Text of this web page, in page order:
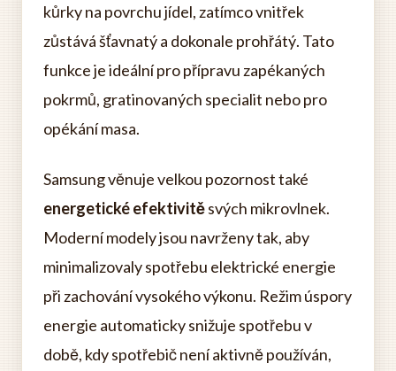
kůrky na povrchu jídel, zatímco vnitřek
zůstává šťavnatý a dokonale prohřátý. Tato
funkce je ideální pro přípravu zapékaných
pokrmů, gratinovaných specialit nebo pro
opékání masa.
Samsung věnuje velkou pozornost také
energetické efektivitěsvých mikrovlnek.
Moderní modely jsou navrženy tak, aby
minimalizovaly spotřebu elektrické energie
při zachování vysokého výkonu. Režim úspory
energie automaticky snižuje spotřebu v
době, kdy spotřebič není aktivně používán,